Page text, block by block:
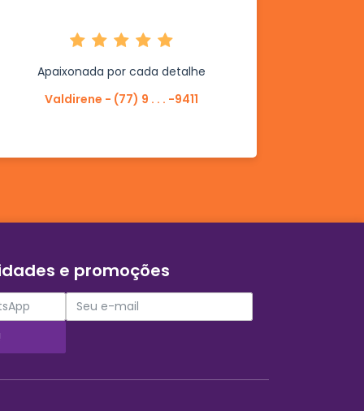
Apaixonada por cada detalhe
Valdirene - (77) 9 . . . -9411
e promoções